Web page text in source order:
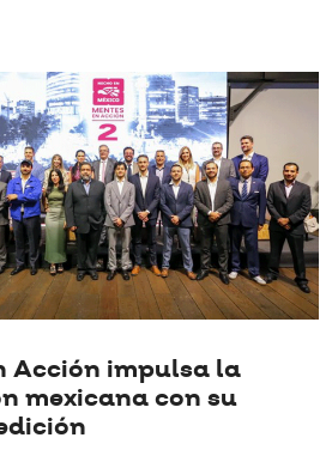
Acción impulsa la
mexicana con su